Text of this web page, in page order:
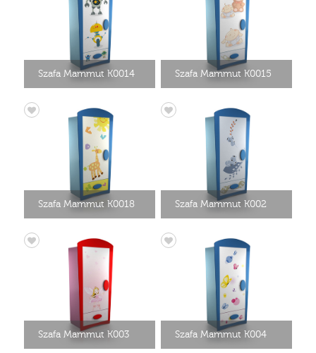
Szafa Mammut K0014 Szafa Mammut K0015
Szafa Mammut K0018 Szafa Mammut K002
Szafa Mammut K003 Szafa Mammut K004